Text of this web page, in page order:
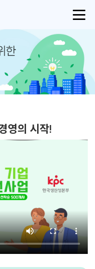
센터
영의 시작!